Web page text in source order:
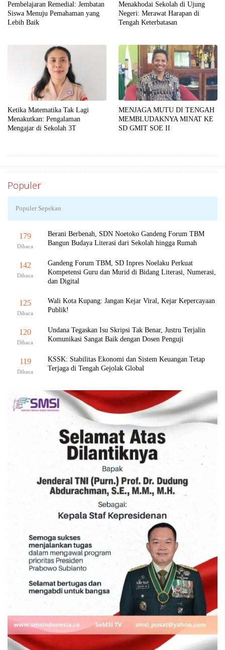
Pembelajaran Remedial: Jembatan
Siswa Menuju Pemahaman yang
Lebih Baik
Menakhodai Sekolah di Ujung
Negeri: Merawat Harapan di
Tengah Keterbatasan
Ketika Matematika Tak Lagi
Menakutkan: Pengalaman
Mengajar di Sekolah 3T
MENJAGA MUTU DI TENGAH
MEMBLUDAKNYA MINAT KE
SD GMIT SOE II
Populer
Populer Sepekan
179
Dibaca
Berani Berbenah, SDN Noetoko Gandeng Forum TBM
Bangun Budaya Literasi dari Sekolah hingga Rumah
142
Dibaca
Gandeng Forum TBM, SD Inpres Noelaku Perkuat
Kompetensi Guru dan Murid di Bidang Literasi, Numerasi,
dan Digital
125
Dibaca
Wali Kota Kupang: Jangan Kejar Viral, Kejar Kepercayaan
Publik!
120
Dibaca
Undana Tegaskan Isu Skripsi Tak Benar, Justru Terjalin
Komunikasi Sangat Baik dengan Dosen Penguji
119
Dibaca
KSSK: Stabilitas Ekonomi dan Sistem Keuangan Tetap
Terjaga di Tengah Gejolak Global